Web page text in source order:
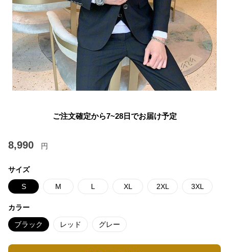
ご注文確定から7~28日でお届け予定
8,990 円
サイズ
S M L XL 2XL 3XL
カラー
ブラック レッド グレー